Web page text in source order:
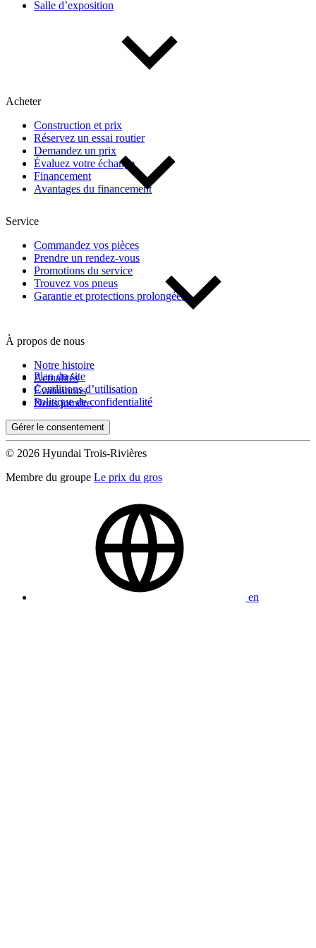
Compactes & berlines
Année
De 2000 à 2027
Prix
De 5 000 $ à 100 000 $
Paiement hebdo
Kilométrage
De 0 km à 500 000 km
(0)
Salle d’exposition
Acheter
Construction et prix
Réservez un essai routier
Demandez un prix
Évaluez votre échange
Financement
Avantages du financement
Service
Commandez vos pièces
Prendre un rendez-vous
Promotions du service
Trouvez vos pneus
Garantie et protections prolongées
À propos de nous
Notre histoire
Actualités
Évaluations
Nous joindre
Plan du site
Conditions d’utilisation
Politique de confidentialité
Gérer le consentement
© 2026 Hyundai Trois-Rivières
Membre du groupe Le prix du gros
en